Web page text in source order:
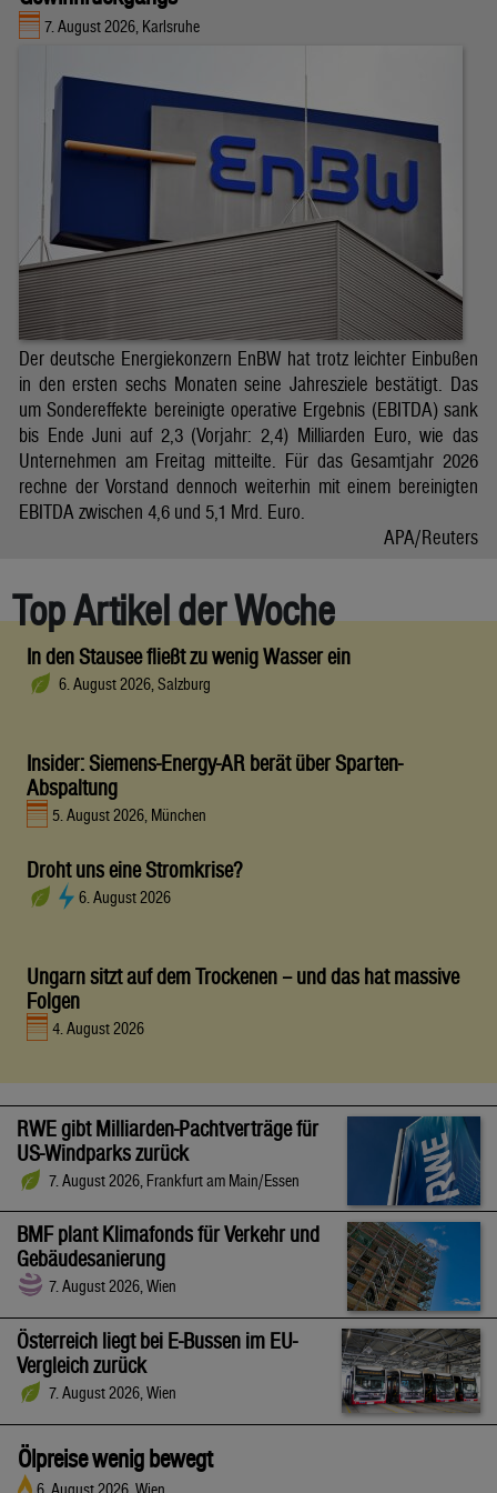
7. August 2026, Karlsruhe
Der deutsche Energiekonzern EnBW hat trotz leichter Einbußen
in den ersten sechs Monaten seine Jahresziele bestätigt. Das
um Sondereffekte bereinigte operative Ergebnis (EBITDA) sank
bis Ende Juni auf 2,3 (Vorjahr: 2,4) Milliarden Euro, wie das
Unternehmen am Freitag mitteilte. Für das Gesamtjahr 2026
rechne der Vorstand dennoch weiterhin mit einem bereinigten
EBITDA zwischen 4,6 und 5,1 Mrd. Euro.
APA/Reuters
Top Artikel der Woche
In den Stausee fließt zu wenig Wasser ein
6. August 2026, Salzburg
Insider: Siemens-Energy-AR berät über Sparten-
Abspaltung
5. August 2026, München
Droht uns eine Stromkrise?
6. August 2026
Ungarn sitzt auf dem Trockenen – und das hat massive
Folgen
4. August 2026
RWE gibt Milliarden-Pachtverträge für
US-Windparks zurück
7. August 2026, Frankfurt am Main/Essen
BMF plant Klimafonds für Verkehr und
Gebäudesanierung
7. August 2026, Wien
Österreich liegt bei E-Bussen im EU-
Vergleich zurück
7. August 2026, Wien
Ölpreise wenig bewegt